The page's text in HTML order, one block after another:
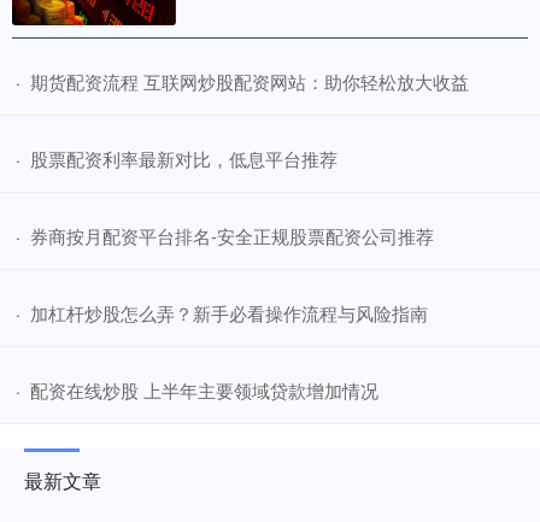
· ​期货配资流程 互联网炒股配资网站：助你轻松放大收益
· ​股票配资利率最新对比，低息平台推荐
· ​券商按月配资平台排名-安全正规股票配资公司推荐
· ​加杠杆炒股怎么弄？新手必看操作流程与风险指南
· ​配资在线炒股 上半年主要领域贷款增加情况
最新文章